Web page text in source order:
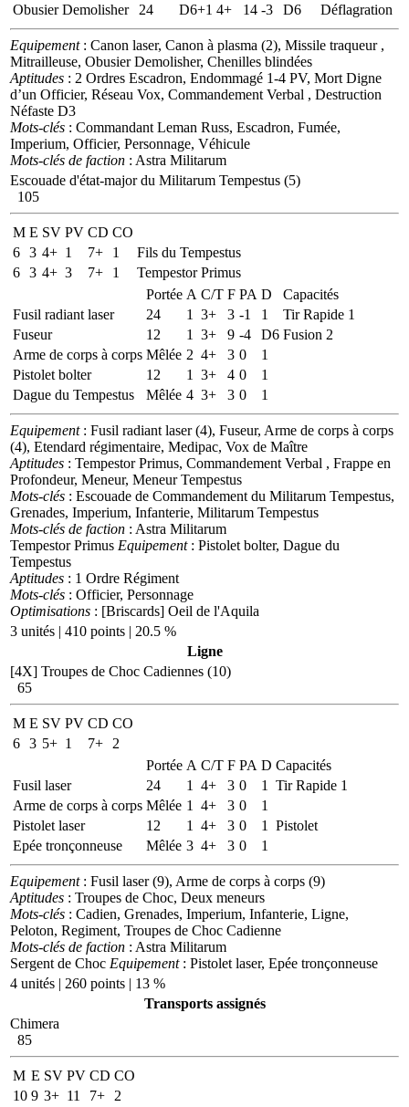
Obusier Demolisher
24 D6+1 4+ 14 -3 D6 Déflagration
Equipement: Canon laser, Canon à plasma (2), Missile traqueur ,
Mitrailleuse, Obusier Demolisher, Chenilles blindées
Aptitudes : 2 Ordres Escadron, Endommagé 1-4 PV, Mort Digne
d’un Officier, Réseau Vox, Commandement Verbal , Destruction
Néfaste D3
Mots-clés : Commandant Leman Russ, Escadron, Fumée,
Imperium, Officier, Personnage, Véhicule
Mots-clés de faction : Astra Militarum
Escouade d'état-major du Militarum Tempestus (5)
105
M E SV PV CD CO
6 3 4+ 1 7+ 1
Fils du Tempestus
6 3 4+ 3 7+ 1
Tempestor Primus
Portée A C/T F PA D
Capacités
Fusil radiant laser
24 1 3+ 3 -1 1
Tir Rapide 1
Fuseur
12 1 3+ 9 -4 D6 Fusion 2
Arme de corps à corps Mêlée 2 4+ 3 0
1
Pistolet bolter
12 1 3+ 4 0
1
Dague du Tempestus
Mêlée 4 3+ 3 0 1
Equipement: Fusil radiant laser (4), Fuseur, Arme de corps à corps
(4), Etendard régimentaire, Medipac, Vox de Maître
Aptitudes : Tempestor Primus, Commandement Verbal , Frappe en
Profondeur, Meneur, Meneur Tempestus
Mots-clés : Escouade de Commandement du Militarum Tempestus,
Grenades, Imperium, Infanterie, Militarum Tempestus
Mots-clés de faction : Astra Militarum
Tempestor Primus Equipement: Pistolet bolter, Dague du
Tempestus
Aptitudes : 1 Ordre Régiment
Mots-clés : Officier, Personnage
Optimisations : [Briscards] Oeil de l'Aquila
3 unités | 410 points | 20.5 %
Ligne
[4X] Troupes de Choc Cadiennes (10)
65
M E SV PV CD CO
6 3 5+ 1 7+
2
Portée A C/T F PA D Capacités
Fusil laser
24 1 4+ 3 0 1
Tir Rapide 1
Arme de corps à corps Mêlée 1 4+ 3 0
1
Pistolet laser
12 1 4+ 3 0 1
Pistolet
Epée tronçonneuse
Mêlée 3 4+ 3 0 1
Equipement: Fusil laser (9), Arme de corps à corps (9)
Aptitudes : Troupes de Choc, Deux meneurs
Mots-clés : Cadien, Grenades, Imperium, Infanterie, Ligne,
Peloton, Regiment, Troupes de Choc Cadienne
Mots-clés de faction : Astra Militarum
Sergent de Choc Equipement: Pistolet laser, Epée tronçonneuse
4 unités | 260 points | 13 %
Transports assignés
Chimera
85
M E SV PV CD CO
10 9 3+ 11 7+ 2